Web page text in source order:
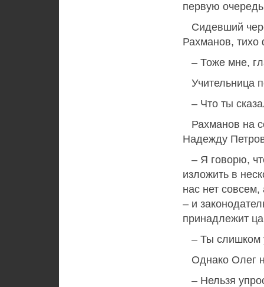
первую
Сидевший
Рахманов,
– Тоже мне,
Учительница
– Что ты
Рахманов на
Надежду
– Я говорю,
изложить в
нас нет совсем,
– и
принадлежит
– Ты слишком
Однако Олег
– Нельзя